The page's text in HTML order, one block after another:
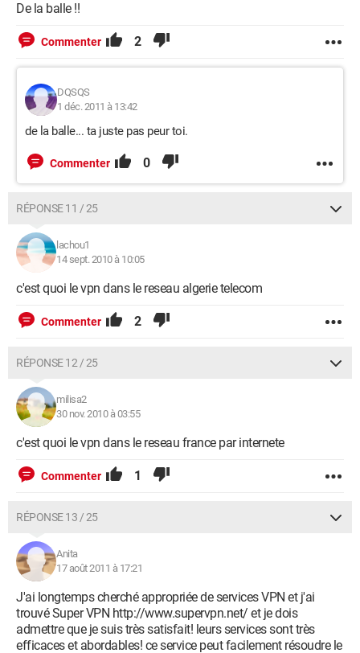
De la balle !!
Commenter 2
DQSQS
1 déc. 2011 à 13:42
de la balle... ta juste pas peur toi.
Commenter 0
RÉPONSE 11 / 25
lachou1
14 sept. 2010 à 10:05
c'est quoi le vpn dans le reseau algerie telecom
Commenter 2
RÉPONSE 12 / 25
milisa2
30 nov. 2010 à 03:55
c'est quoi le vpn dans le reseau france par internete
Commenter 1
RÉPONSE 13 / 25
Anita
17 août 2011 à 17:21
J'ai longtemps cherché appropriée de services VPN et j'ai
trouvé Super VPN http://www.supervpn.net/ et je dois
admettre que je suis très satisfait! leurs services sont très
efficaces et abordables! ce service peut facilement résoudre le